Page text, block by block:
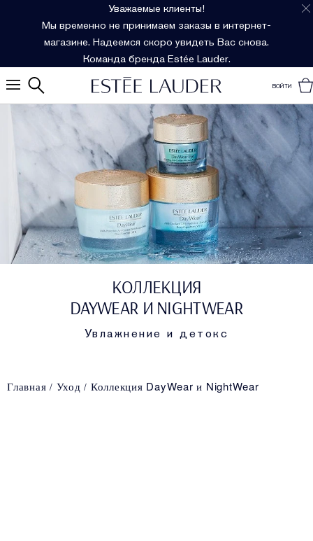
Уважаемые клиенты!
Мы временно не принимаем заказы в интернет-
магазине. Надеемся скоро увидеть Вас снова.
Команда бренда Estée Lauder.
ВОЙТИ
КОЛЛЕКЦИЯ
DAYWEAR И NIGHTWEAR
Увлажнение и детокс
Главная Уход Коллекция DayWear и NightWear